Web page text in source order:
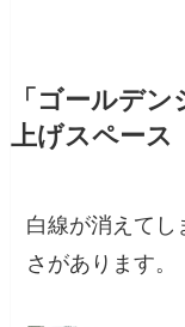
「ゴールデ
上げスペース
白線が消えてし
さがあります。